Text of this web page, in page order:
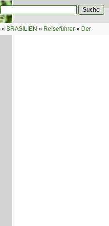
Suchformular
» BRASILIEN » Reiseführer » Der